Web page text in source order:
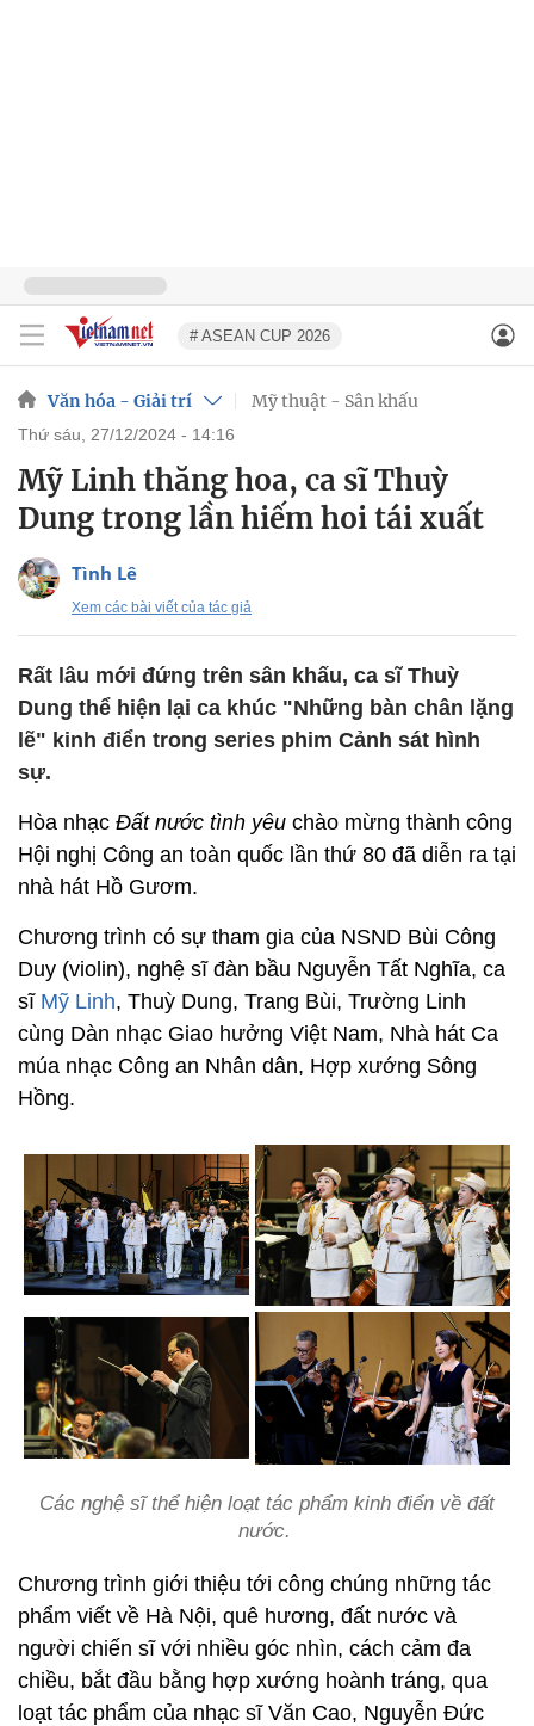
# ASEAN CUP 2026
Văn hóa - Giải trí Mỹ thuật - Sân khấu
thứ sáu, 27/12/2024 - 14:16
Mỹ Linh thăng hoa, ca sĩ Thuỳ
Dung trong lần hiếm hoi tái xuất
Tình Lê
Xem các bài viết của tác giả
Rất lâu mới đứng trên sân khấu, ca sĩ Thuỳ
Dung thể hiện lại ca khúc "Những bàn chân lặng
lẽ" kinh điển trong series phim Cảnh sát hình
sự.
Hòa nhạc Đất nước tình yêu chào mừng thành công
Hội nghị Công an toàn quốc lần thứ 80 đã diễn ra tại
nhà hát Hồ Gươm.
Chương trình có sự tham gia của NSND Bùi Công
Duy (violin), nghệ sĩ đàn bầu Nguyễn Tất Nghĩa, ca
sĩ Mỹ Linh, Thuỳ Dung, Trang Bùi, Trường Linh
cùng Dàn nhạc Giao hưởng Việt Nam, Nhà hát Ca
múa nhạc Công an Nhân dân, Hợp xướng Sông
Hồng.
Các nghệ sĩ thể hiện loạt tác phẩm kinh điển về đất
nước.
Chương trình giới thiệu tới công chúng những tác
phẩm viết về Hà Nội, quê hương, đất nước và
người chiến sĩ với nhiều góc nhìn, cách cảm đa
chiều, bắt đầu bằng hợp xướng hoành tráng, qua
loạt tác phẩm của nhạc sĩ Văn Cao, Nguyễn Đức